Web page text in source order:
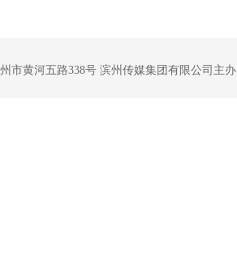
市黄河五路338号 滨州传媒集团有限公司主